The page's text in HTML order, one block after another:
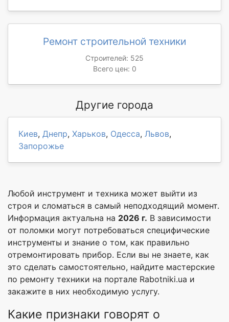
Ремонт строительной техники
Строителей: 525
Всего цен: 0
Другие города
Киев, Днепр, Харьков, Одесса, Львов,
Запорожье
Любой инструмент и техника может выйти из
строя и сломаться в самый неподходящий момент.
Информация актуальна на 2026 г. В зависимости
от поломки могут потребоваться специфические
инструменты и знание о том, как правильно
отремонтировать прибор. Если вы не знаете, как
это сделать самостоятельно, найдите мастерские
по ремонту техники на портале Rabotniki.ua и
закажите в них необходимую услугу.
Какие признаки говорят о